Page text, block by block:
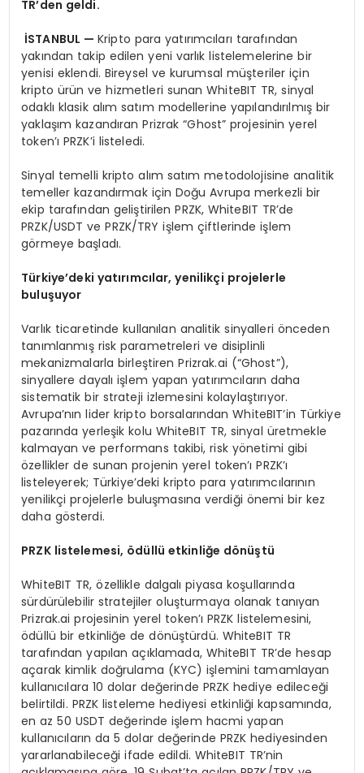
TR’den geldi.
İSTANBUL — Kripto para yatırımcıları tarafından
yakından takip edilen yeni varlık listelemelerine bir
yenisi eklendi. Bireysel ve kurumsal müşteriler için
kripto ürün ve hizmetleri sunan WhiteBIT TR, sinyal
odaklı klasik alım satım modellerine yapılandırılmış bir
yaklaşım kazandıran Prizrak “Ghost” projesinin yerel
token’ı PRZK’i listeledi.
Sinyal temelli kripto alım satım metodolojisine analitik
temeller kazandırmak için Doğu Avrupa merkezli bir
ekip tarafından geliştirilen PRZK, WhiteBIT TR’de
PRZK/USDT ve PRZK/TRY işlem çiftlerinde işlem
görmeye başladı.
Türkiye’deki yatırımcılar, yenilikçi projelerle
buluşuyor
Varlık ticaretinde kullanılan analitik sinyalleri önceden
tanımlanmış risk parametreleri ve disiplinli
mekanizmalarla birleştiren Prizrak.ai (“Ghost”),
sinyallere dayalı işlem yapan yatırımcıların daha
sistematik bir strateji izlemesini kolaylaştırıyor.
Avrupa’nın lider kripto borsalarından WhiteBIT’in Türkiye
pazarında yerleşik kolu WhiteBIT TR, sinyal üretmekle
kalmayan ve performans takibi, risk yönetimi gibi
özellikler de sunan projenin yerel token’ı PRZK’ı
listeleyerek; Türkiye’deki kripto para yatırımcılarının
yenilikçi projelerle buluşmasına verdiği önemi bir kez
daha gösterdi.
PRZK listelemesi, ödüllü etkinliğe dönüştü
WhiteBIT TR, özellikle dalgalı piyasa koşullarında
sürdürülebilir stratejiler oluşturmaya olanak tanıyan
Prizrak.ai projesinin yerel token’ı PRZK listelemesini,
ödüllü bir etkinliğe de dönüştürdü. WhiteBIT TR
tarafından yapılan açıklamada, WhiteBIT TR’de hesap
açarak kimlik doğrulama (KYC) işlemini tamamlayan
kullanıcılara 10 dolar değerinde PRZK hediye edileceği
belirtildi. PRZK listeleme hediyesi etkinliği kapsamında,
en az 50 USDT değerinde işlem hacmi yapan
kullanıcıların da 5 dolar değerinde PRZK hediyesinden
yararlanabileceği ifade edildi. WhiteBIT TR’nin